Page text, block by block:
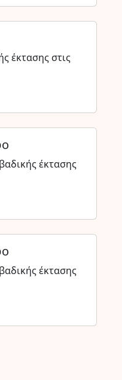
έκτασης στις
έκτασης
έκτασης